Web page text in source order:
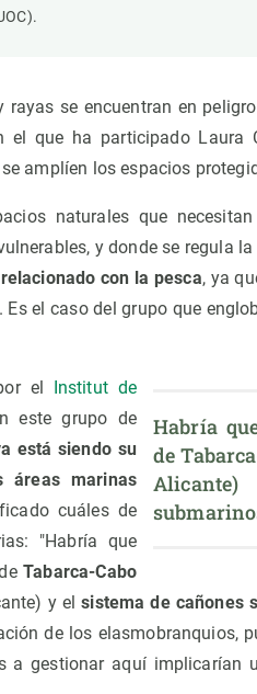
rayas se encuentran en
el que ha participado Laura
amplíen los espacios
naturales que
y donde se regula
con la pesca, ya
el caso del grupo que
Habría
de
el Institut de
este grupo de
está siendo su
áreas marinas
cuáles de
"Habría que
Tabarca-Cabo
y elsistema de cañones
de los elasmobranquios,
a gestionar aquí implicarían